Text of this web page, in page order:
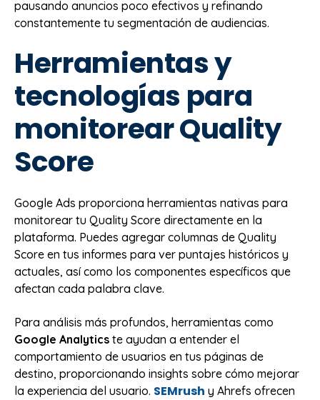
pausando anuncios poco efectivos y refinando
constantemente tu segmentación de audiencias.
Herramientas y
tecnologías para
monitorear Quality
Score
Google Ads proporciona herramientas nativas para
monitorear tu Quality Score directamente en la
plataforma. Puedes agregar columnas de Quality
Score en tus informes para ver puntajes históricos y
actuales, así como los componentes específicos que
afectan cada palabra clave.
Para análisis más profundos, herramientas como
Google Analytics te ayudan a entender el
comportamiento de usuarios en tus páginas de
destino, proporcionando insights sobre cómo mejorar
la experiencia del usuario. SEMrush y Ahrefs ofrecen